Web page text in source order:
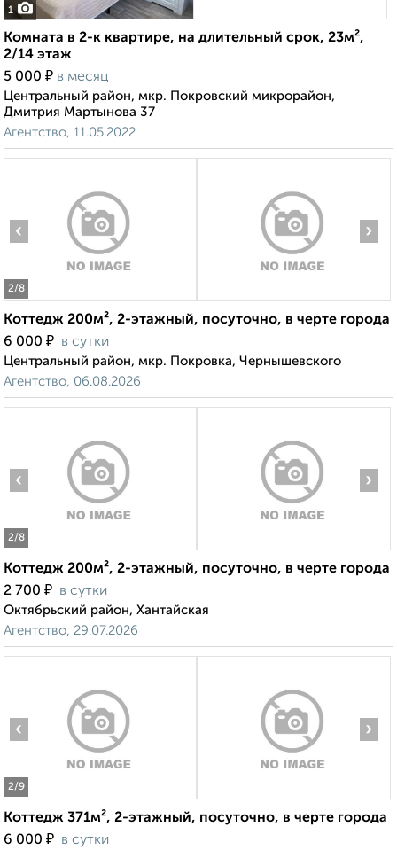
1
Комната в 2-к квартире, на длительный срок, 23м²,
2/14 этаж
5 000 ₽ в месяц
Центральный район, мкр. Покровский микрорайон,
Дмитрия Мартынова 37
Агентство, 11.05.2022
2/8
‹ ›
Коттедж 200м², 2-этажный, посуточно, в черте города
6 000 ₽ в сутки
Центральный район, мкр. Покровка, Чернышевского
Агентство, 06.08.2026
2/8
‹ ›
Коттедж 200м², 2-этажный, посуточно, в черте города
2 700 ₽ в сутки
Октябрьский район, Хантайская
Агентство, 29.07.2026
2/9
‹ ›
Коттедж 371м², 2-этажный, посуточно, в черте города
6 000 ₽ в сутки